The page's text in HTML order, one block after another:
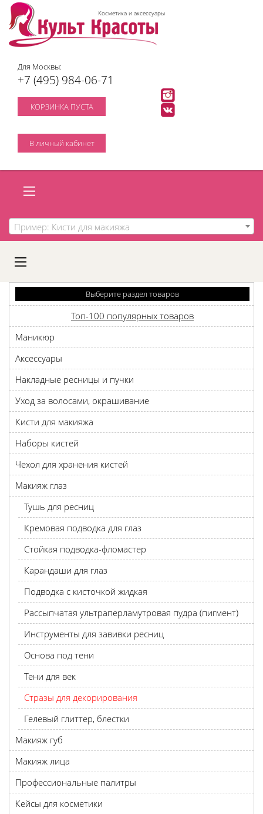
Косметика и аксессуары
Для Москвы:
+7 (495) 984-06-71
КОРЗИНКА ПУСТА
В личный кабинет
Пример: Кисти для макияжа
A
C
D
Выберите раздел товаров
Топ-100 популярных товаров
Маникюр
Аксессуары
Накладные ресницы и пучки
Уход за волосами, окрашивание
Кисти для макияжа
Наборы кистей
Чехол для хранения кистей
Макияж глаз
Тушь для ресниц
Кремовая подводка для глаз
Стойкая подводка-фломастер
Карандаши для глаз
Подводка с кисточкой жидкая
Рассыпчатая ультраперламутровая пудра (пигмент)
Инструменты для завивки ресниц
Основа под тени
Тени для век
Стразы для декорирования
Гелевый глиттер, блестки
Макияж губ
Макияж лица
Профессиональные палитры
Кейсы для косметики